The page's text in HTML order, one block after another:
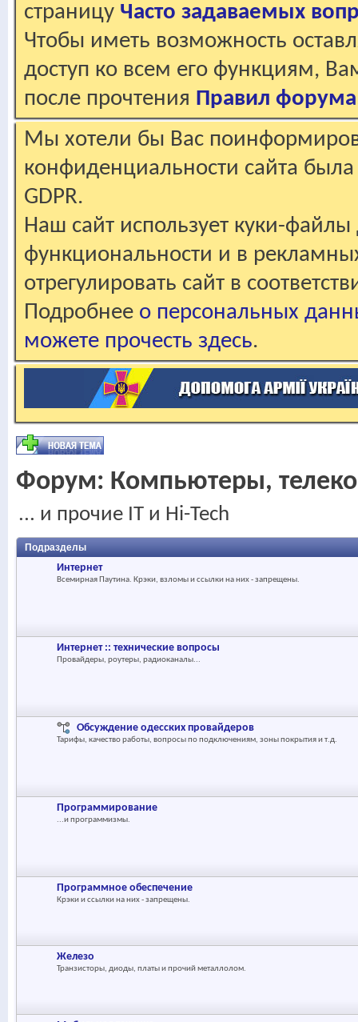
страницу Часто задаваемых
Чтобы иметь возможность
доступ ко всем его функциям,
после прочтения Правил форума
Мы хотели бы Вас
конфиденциальности сайта
GDPR.
Наш сайт использует куки-файлы
функциональности и в
отрегулировать сайт в
Подробнее о персональных
можете прочесть здесь.
Форум: Компьютеры,
... и прочие IT и Hi-Tech
Подразделы
Интернет
Всемирная Паутина. Крэки, взломы и ссылки на них - запрещены.
Интернет :: технические вопросы
Провайдеры, роутеры, радиоканалы...
Обсуждение одесских провайдеров
Тарифы, качество работы, вопросы по подключениям, зоны покрытия и т.д.
Программирование
...и программизмы.
Программное обеспечение
Крэки и ссылки на них - запрещены.
Железо
Транзисторы, диоды, платы и прочий металлолом.